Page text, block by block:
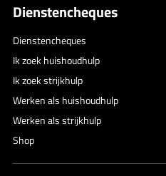
Dienstencheques
Dienstencheques
Ik zoek huishoudhulp
Ik zoek strijkhulp
Werken als huishoudhulp
Werken als strijkhulp
Shop